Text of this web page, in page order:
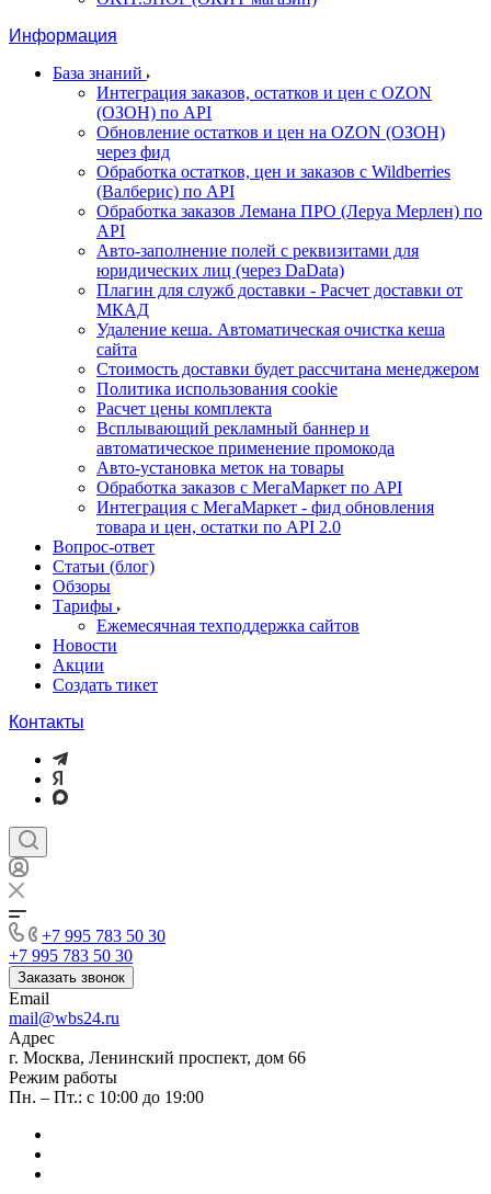
Информация
База знаний
Интеграция заказов, остатков и цен с OZON
(ОЗОН) по API
Обновление остатков и цен на OZON (ОЗОН)
через фид
Обработка остатков, цен и заказов с Wildberries
(Валберис) по API
Обработка заказов Лемана ПРО (Леруа Мерлен) по
API
Авто-заполнение полей с реквизитами для
юридических лиц (через DaData)
Плагин для служб доставки - Расчет доставки от
МКАД
Удаление кеша. Автоматическая очистка кеша
сайта
Стоимость доставки будет рассчитана менеджером
Политика использования cookie
Расчет цены комплекта
Всплывающий рекламный баннер и
автоматическое применение промокода
Авто-установка меток на товары
Обработка заказов с МегаМаркет по API
Интеграция с МегаМаркет - фид обновления
товара и цен, остатки по API 2.0
Вопрос-ответ
Статьи (блог)
Обзоры
Тарифы
Ежемесячная техподдержка сайтов
Новости
Акции
Создать тикет
Контакты
+7 995 783 50 30
+7 995 783 50 30
Заказать звонок
Email
mail@wbs24.ru
Адрес
г. Москва, Ленинский проспект, дом 66
Режим работы
Пн. – Пт.: с 10:00 до 19:00